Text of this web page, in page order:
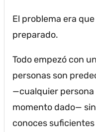
El problema era
preparado.
Todo empezó con
personas son
—cualquier
momento dado—
conoces